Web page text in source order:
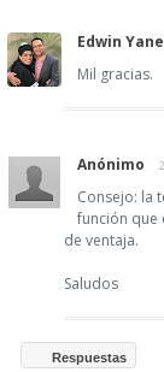
Edwin
Mil gracias.
Anónimo
Consejo: la
función que
de ventaja.
Saludos
Respuestas